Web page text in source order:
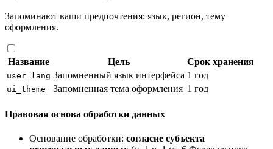
Запоминают ваши предпочтения: язык, регион, тему
оформления.
Название Цель Срок хранения
user_lang Запомненный язык интерфейса 1 год
ui_theme Запомненная тема оформления 1 год
Правовая основа обработки данных
Основание обработки: согласие субъекта